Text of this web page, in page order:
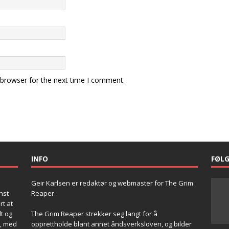
for the next time I comment.
at
og
med
INFO
Geir Karlsen er redaktør og webmaster for The Grim
Reaper.
The Grim Reaper strekker seg langt for å
opprettholde blant annet åndsverksloven, og bilder